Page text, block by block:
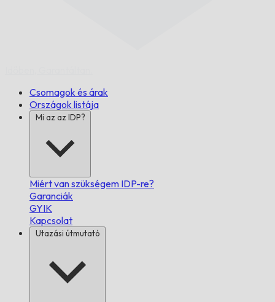
Csomagok és árak
Országok listája
Mi az az IDP?
Miért van szükségem IDP-re?
Garanciák
GYIK
Kapcsolat
Utazási útmutató